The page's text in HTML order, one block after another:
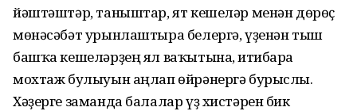
йәштәштәр, таныштар, ят кешеләр менән дөрөҫ
мөнәсәбәт урынлаштыра белергә, үҙенән тыш
башҡа кешеләрҙең ял ваҡытына, иғтибарға
мохтаж булыуын аңлап өйрәнергә бурыслы.
Хәҙерге заманда балалар үҙ хистәрен бик